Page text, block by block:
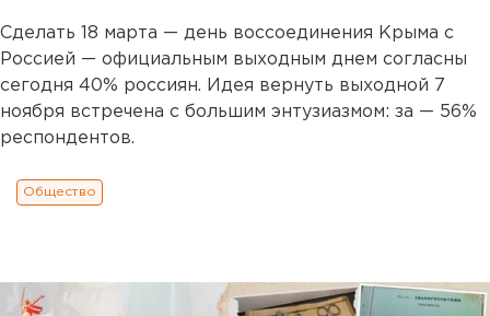
Сделать 18 марта — день воссоединения Крыма с
Россией — официальным выходным днем согласны
сегодня 40% россиян. Идея вернуть выходной 7
ноября встречена с большим энтузиазмом: за — 56%
респондентов.
Общество